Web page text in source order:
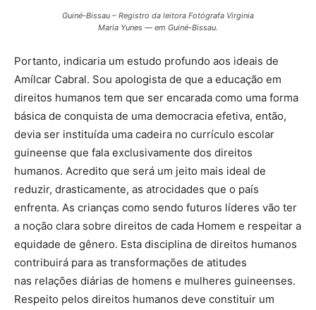
Guiné-Bissau – Registro da leitora Fotógrafa Virginia
Maria Yunes — em Guiné-Bissau.
Portanto, indicaria um estudo profundo aos ideais de
Amílcar Cabral. Sou apologista de que a educação em
direitos humanos tem que ser encarada como uma forma
básica de conquista de uma democracia efetiva, então,
devia ser instituída uma cadeira no currículo escolar
guineense que fala exclusivamente dos direitos
humanos. Acredito que será um jeito mais ideal de
reduzir, drasticamente, as atrocidades que o país
enfrenta. As crianças como sendo futuros líderes vão ter
a noção clara sobre direitos de cada Homem e respeitar a
equidade de gênero. Esta disciplina de direitos humanos
contribuirá para as transformações de atitudes
nas relações diárias de homens e mulheres guineenses.
Respeito pelos direitos humanos deve constituir um